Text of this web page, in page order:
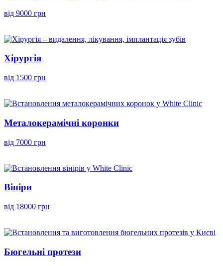
від 9000 грн
Хірургія
від 1500 грн
Металокерамічні коронки
від 7000 грн
Вініри
від 18000 грн
Бюгельні протези